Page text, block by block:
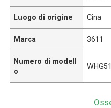
Luogo di origine Cina
Marca 3611
Numero di modell
o